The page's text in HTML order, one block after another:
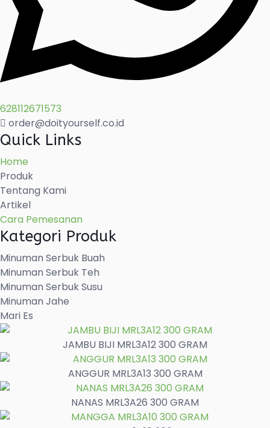
628112671573
order@doityourself.co.id
Quick Links
Home
Produk
Tentang Kami
Artikel
Cara Pemesanan
Kategori Produk
Minuman Serbuk Buah
Minuman Serbuk Teh
Minuman Serbuk Susu
Minuman Jahe
Mari Es
JAMBU BIJI MRL3A12 300 GRAM
ANGGUR MRL3A13 300 GRAM
NANAS MRL3A26 300 GRAM